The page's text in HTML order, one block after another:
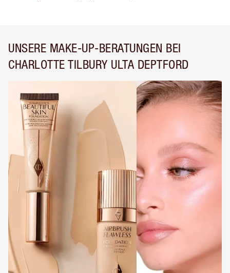
UNSERE MAKE-UP-BERATUNGEN BEI
CHARLOTTE TILBURY ULTA DEPTFORD